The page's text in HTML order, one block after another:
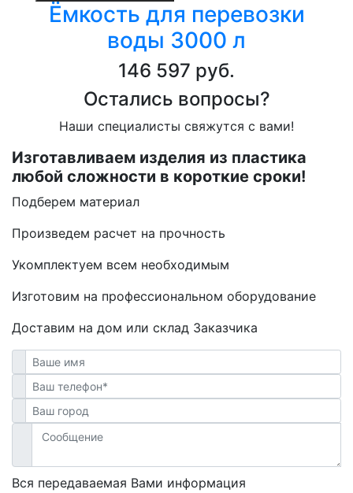
Ёмкость для перевозки
воды 3000 л
146 597 руб.
Остались вопросы?
Наши специалисты свяжутся с вами!
Изготавливаем изделия из пластика
любой сложности в короткие сроки!
Подберем материал
Произведем расчет на прочность
Укомплектуем всем необходимым
Изготовим на профессиональном оборудование
Доставим на дом или склад Заказчика
Вся передаваемая Вами информация